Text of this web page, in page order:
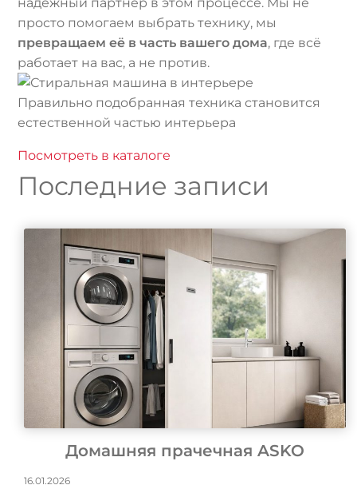
просто помогаем выбрать технику, мы
превращаем её в часть вашего дома, где всё
работает на вас, а не против.
Правильно подобранная техника становится
естественной частью интерьера
Посмотреть в каталоге
Последние записи
Домашняя прачечная ASKO
16.01.2026